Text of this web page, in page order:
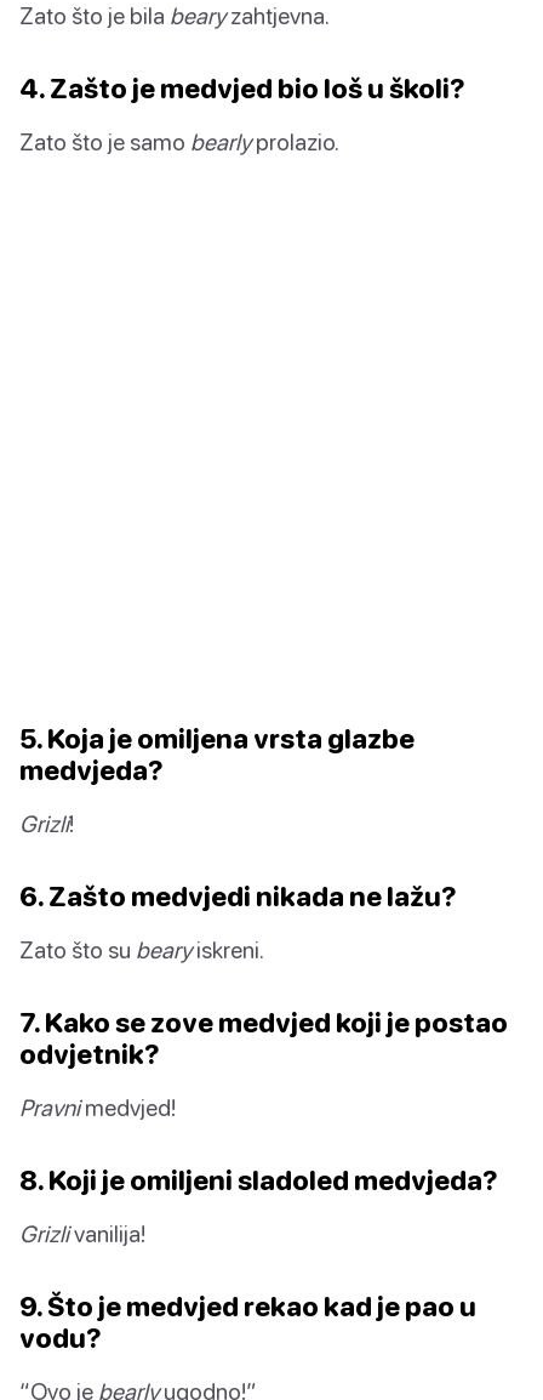
Zato što je bila bearyzahtjevna.
4. Zašto je medvjed bio loš u školi?
Zato što je samo bearlyprolazio.
5. Koja je omiljena vrsta glazbe
medvjeda?
Grizli!
6. Zašto medvjedi nikada ne lažu?
Zato što su bearyiskreni.
7. Kako se zove medvjed koji je postao
odvjetnik?
Pravnimedvjed!
8. Koji je omiljeni sladoled medvjeda?
Grizlivanilija!
9. Što je medvjed rekao kad je pao u
vodu?
“Ovo je bearlyugodno!”